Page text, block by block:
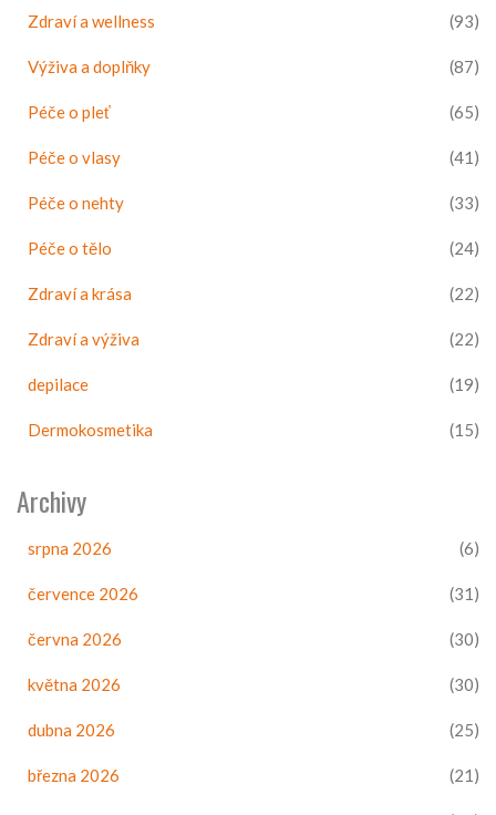
Zdraví a wellness (93)
Výživa a doplňky (87)
Péče o pleť (65)
Péče o vlasy (41)
Péče o nehty (33)
Péče o tělo (24)
Zdraví a krása (22)
Zdraví a výživa (22)
depilace (19)
Dermokosmetika (15)
Archivy
srpna 2026 (6)
července 2026 (31)
června 2026 (30)
května 2026 (30)
dubna 2026 (25)
března 2026 (21)